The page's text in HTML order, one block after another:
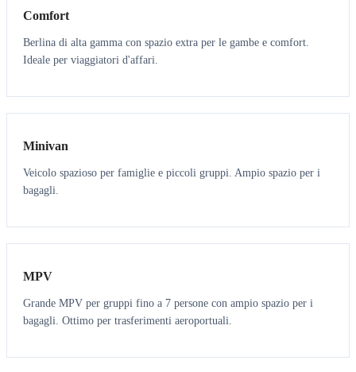
Comfort
Berlina di alta gamma con spazio extra per le gambe e comfort.
Ideale per viaggiatori d'affari.
6 5
Minivan
Veicolo spazioso per famiglie e piccoli gruppi. Ampio spazio per i
bagagli.
7 7
MPV
Grande MPV per gruppi fino a 7 persone con ampio spazio per i
bagagli. Ottimo per trasferimenti aeroportuali.